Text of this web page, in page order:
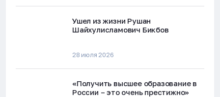
Ушел из жизни Рушан
Шайхулисламович Бикбов
28 июля 2026
«Получить высшее образование в
России – это очень престижно»